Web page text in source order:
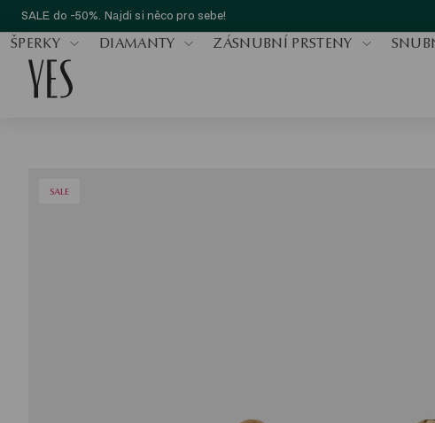
SALE do -50%. Najdi si něco pro sebe!
ŠPERKY DIAMANTY ZÁSNUBNÍ PRSTENY
SALE